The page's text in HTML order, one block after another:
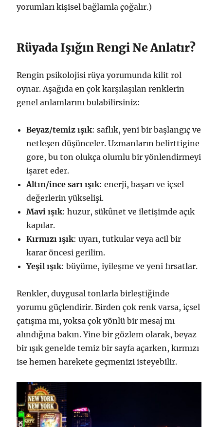
yorumları kişisel bağlamla çoğalır.)
Rüyada Işığın Rengi Ne Anlatır?
Rengin psikolojisi rüya yorumunda kilit rol
oynar. Aşağıda en çok karşılaşılan renklerin
genel anlamlarını bulabilirsiniz:
Beyaz/temiz ışık: saflık, yeni bir başlangıç ve
netleşen düşünceler. Uzmanların belirttigine
gore, bu ton olukça olumlu bir yönlendirmeyi
işaret eder.
Altın/ince sarı ışık: enerji, başarı ve içsel
değerlerin yükselişi.
Mavi ışık: huzur, sükûnet ve iletişimde açık
kapılar.
Kırmızı ışık: uyarı, tutkular veya acil bir
karar öncesi gerilim.
Yeşil ışık: büyüme, iyileşme ve yeni fırsatlar.
Renkler, duygusal tonlarla birleştiğinde
yorumu güçlendirir. Birden çok renk varsa, içsel
çatışma mı, yoksa çok yönlü bir mesaj mı
alındığına bakın. Yine bir gözlem olarak, beyaz
bir ışık genelde temiz bir sayfa açarken, kırmızı
ise hemen harekete geçmenizi isteyebilir.